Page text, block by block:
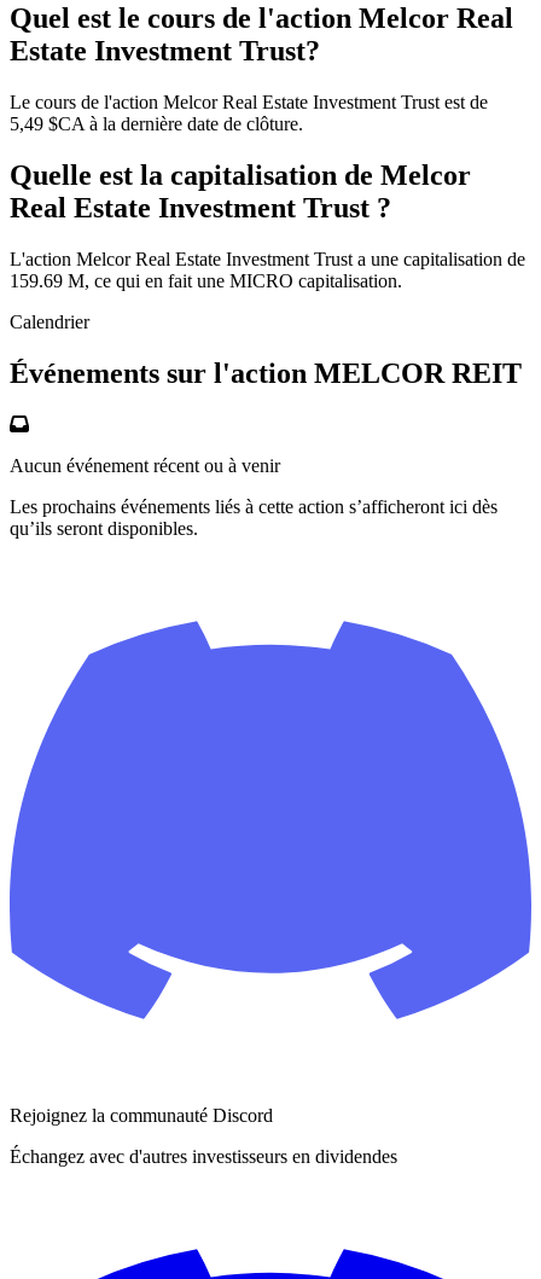
Quel est le cours de l'action Melcor Real
Estate Investment Trust?
Le cours de l'action Melcor Real Estate Investment Trust est de
5,49 $CA à la dernière date de clôture.
Quelle est la capitalisation de Melcor
Real Estate Investment Trust ?
L'action Melcor Real Estate Investment Trust a une capitalisation de
159.69 M, ce qui en fait une MICRO capitalisation.
Calendrier
Événements sur l'action MELCOR REIT
Aucun événement récent ou à venir
Les prochains événements liés à cette action s’afficheront ici dès
qu’ils seront disponibles.
Rejoignez la communauté Discord
Échangez avec d'autres investisseurs en dividendes